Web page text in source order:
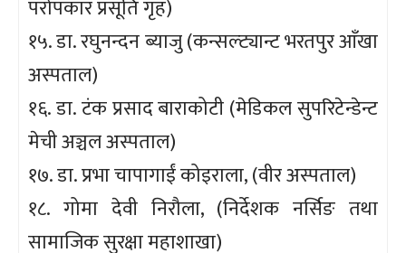
परोपकार प्रसूति गृह)
१५. डा. रघुनन्दन ब्याजु (कन्सल्ट्यान्ट भरतपुर आँखा
अस्पताल)
१६. डा. टंक प्रसाद बाराकोटी (मेडिकल सुपरिटेन्डेन्ट
मेची अञ्चल अस्पताल)
१७. डा. प्रभा चापागाईं कोइराला, (वीर अस्पताल)
१८. गोमा देवी निरौला, (निर्देशक नर्सिङ तथा
सामाजिक सुरक्षा महाशाखा)